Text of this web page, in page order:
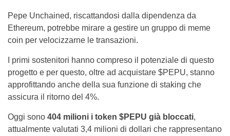
Pepe Unchained, riscattandosi dalla dipendenza da
Ethereum, potrebbe mirare a gestire un gruppo di meme
coin per velocizzarne le transazioni.
I primi sostenitori hanno compreso il potenziale di questo
progetto e per questo, oltre ad acquistare $PEPU, stanno
approfittando anche della sua funzione di staking che
assicura il ritorno del 4%.
Oggi sono 404 milioni i token $PEPU già bloccati,
attualmente valutati 3,4 milioni di dollari che rappresentano